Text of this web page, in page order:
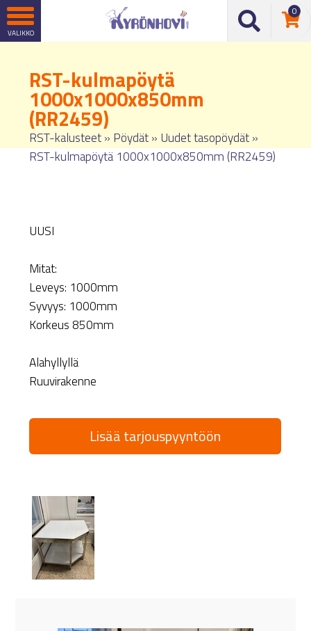
0
RST-kulmapöytä
1000x1000x850mm
(RR2459)
RST-kalusteet» Pöydät» Uudet tasopöydät»
RST-kulmapöytä 1000x1000x850mm (RR2459)
UUSI
Mitat:
Leveys: 1000mm
Syvyys: 1000mm
Korkeus 850mm
Alahyllyllä
Ruuvirakenne
Lisää tarjouspyyntöön